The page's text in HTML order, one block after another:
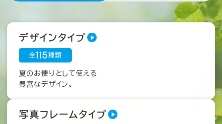
デザインタイプ
全115種類
夏のお便りとして使える
豊富なデザイン。
写真フレームタイプ
よくあるご質問
お客さまの声